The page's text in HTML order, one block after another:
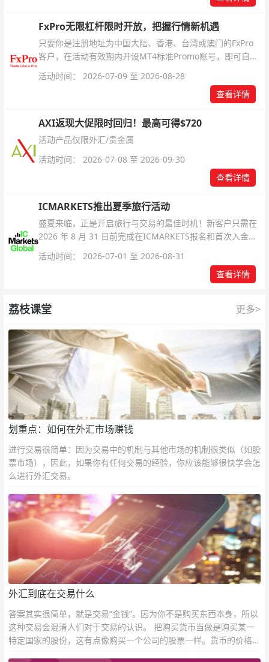
FxPro无限杠杆限时开放，把握行情新机遇
只要你是注册地址为中国大陆、香港、台湾或澳门的FxPro
客户，在活动有效期内开设MT4标准Promo账号，即可自动
活动时间： 2026-07-09 至 2026-08-28
查看详情
AXI返现大促限时回归！最高可得$720
活动产品仅限外汇/贵金属
活动时间： 2026-07-08 至 2026-09-30
查看详情
ICMARKETS推出夏季旅行活动
盛夏来临，正是开启旅行与交易的最佳时机！新客户只需在
2026 年 8 月 31 日前完成在ICMARKETS报名和首次入金即
活动时间： 2026-07-01 至 2026-08-31
查看详情
荔枝课堂 更多>
划重点：如何在外汇市场赚钱
进行交易很简单：因为交易中的机制与其他市场的机制很类似（如股
票市场），因此，如果你有任何交易的经验，你应该能够很快学会怎
么进行外汇交易。
外汇到底在交易什么
答案其实很简单，就是交易“金钱”。因为你不是购买东西本身，所以
这种交易会混淆人们对于交易的认识。 把购买货币当做是购买某一
特定国家的股份，这有点像购买一个公司的股票一样。货币的价格直